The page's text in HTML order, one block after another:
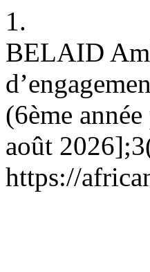
1.
BELAID
(6ème
août
https://